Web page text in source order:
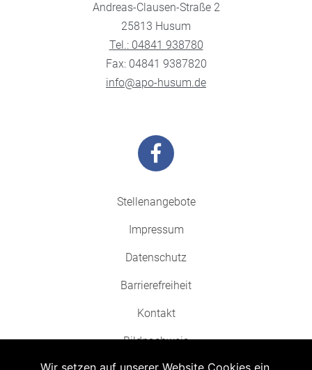
Andreas-Clausen-Straße 2
25813 Husum
Tel.: 04841 938780
Fax: 04841 9387820
info@apo-husum.de
Stellenangebote
Impressum
Datenschutz
Barrierefreiheit
Kontakt
Bildnachweis
Wir setzen auf unserer Website Cookies ein.